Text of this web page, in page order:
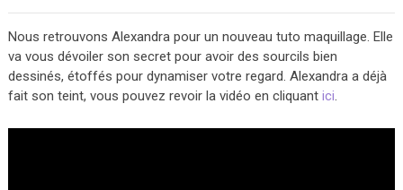
Nous retrouvons Alexandra pour un nouveau tuto maquillage. Elle
va vous dévoiler son secret pour avoir des sourcils bien
dessinés, étoffés pour dynamiser votre regard. Alexandra a déjà
fait son teint, vous pouvez revoir la vidéo en cliquant ici.